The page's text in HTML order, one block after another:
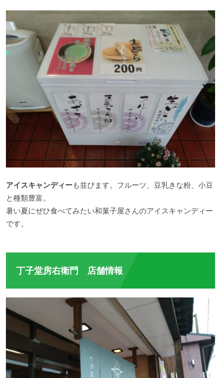
アイスキャンディーも並びます。フルーツ、豆乳きな粉、小豆
と種類豊富。
暑い夏にぜひ食べてみたい和菓子屋さんのアイスキャンディー
です。
丁子堂房右衛門 店舗情報